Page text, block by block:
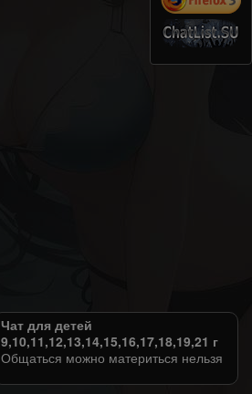
Чат для детей
9,10,11,12,13,14,15,16,17,18,19,21 г
Общаться можно материться нельзя